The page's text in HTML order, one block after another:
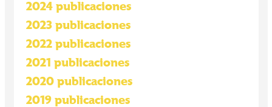
2024 publicaciones
2023 publicaciones
2022 publicaciones
2021 publicaciones
2020 publicaciones
2019 publicaciones